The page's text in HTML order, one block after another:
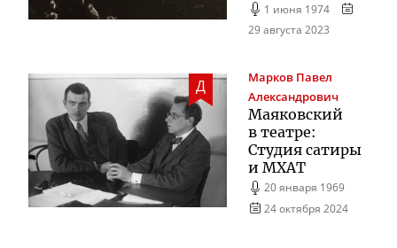
1 июня 1974
29 августа 2023
Д Марков Павел
Александрович
Маяковский
в театре:
Студия сатиры
и МХАТ
20 января 1969
24 октября 2024